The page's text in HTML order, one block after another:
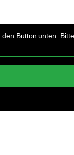
Button unten.